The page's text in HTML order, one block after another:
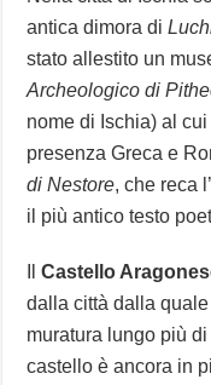
antica dimora di
stato allestito un
Archeologico di
nome di Ischia) al
presenza Greca e
di Nestore, che reca
il più antico testo
IlCastello
dalla città dalla
muratura lungo più
castello è ancora in